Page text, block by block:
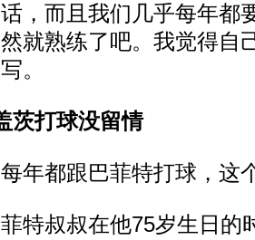
，而且我们几乎每年都
就熟练了吧。我觉得自
。
茨打球没留情
都跟巴菲特打球，这
叔叔在他75岁生日的